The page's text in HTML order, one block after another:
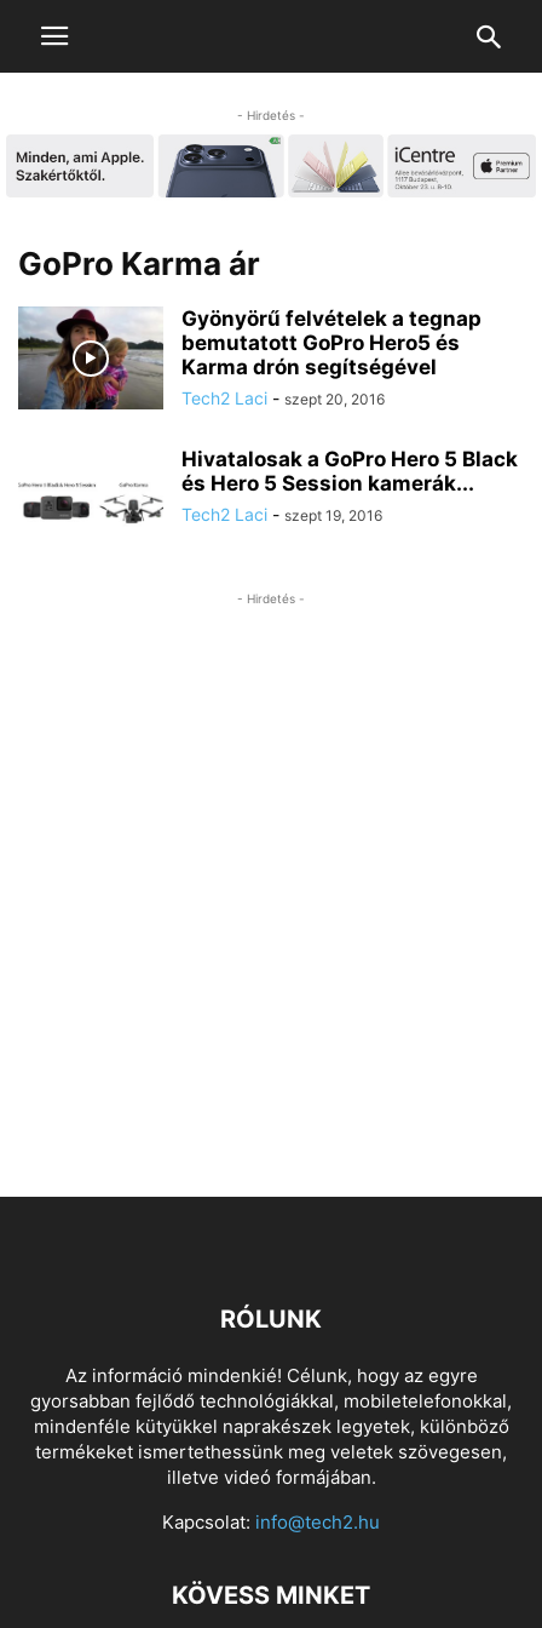
- Hirdetés -
GoPro Karma ár
Gyönyörű felvételek a tegnap
bemutatott GoPro Hero5 és
Karma drón segítségével
Tech2 Laci - szept 20, 2016
Hivatalosak a GoPro Hero 5 Black
és Hero 5 Session kamerák...
Tech2 Laci - szept 19, 2016
- Hirdetés -
RÓLUNK
Az információ mindenkié! Célunk, hogy az egyre
gyorsabban fejlődő technológiákkal, mobiletelefonokkal,
mindenféle kütyükkel naprakészek legyetek, különböző
termékeket ismertethessünk meg veletek szövegesen,
illetve videó formájában.
Kapcsolat: info@tech2.hu
KÖVESS MINKET